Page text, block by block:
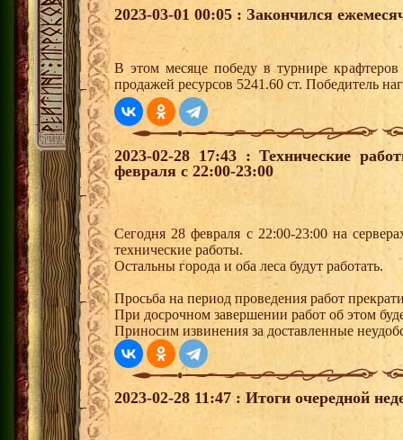
2023-03-01 00:05 : Закончился
В этом месяце победу в турнире
продажей ресурсов 5241.60 ст. Победитель
2023-02-28 17:43 : Технические
февраля с 22:00-23:00
Сегодня 28 февраля с 22:00-23:00 на
технические работы.
Остальны города и оба леса будут работать.
Просьба на период проведения работ
При досрочном завершении работ об этом
Приносим извинения за доставленные
2023-02-28 11:47 : Итоги очередной